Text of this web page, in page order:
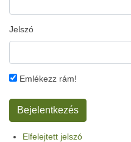
Jelszó
Emlékezz rám!
Elfelejtett jelszó